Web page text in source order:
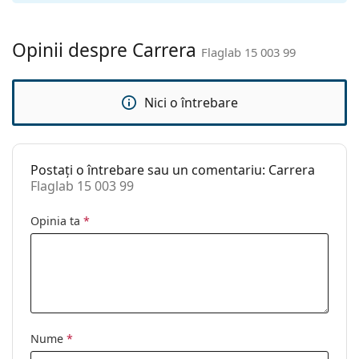
curățat:
Altele
Unisex
Categorie:
Ochelari de soare
Brand:
Carrera
Utilizare:
Modă
Opinii despre Carrera Flaglab 15 003 99
Nici o întrebare
Postați o întrebare sau un comentariu: Carrera
Flaglab 15 003 99
Opinia ta *
Nume *